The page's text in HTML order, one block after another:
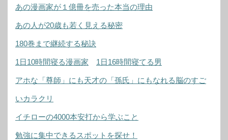
あの漫画家が１億冊を売った本当の理由
あの人が20歳も若く見える秘密
180巻まで継続する秘訣
1日10時間寝る漫画家 1日16時間寝てる男
アホな「尊師」にも天才の「孫氏」にもなれる脳のすご
いカラクリ
イチローの4000本安打から学ぶこと
勉強に集中できるスポットを探せ！